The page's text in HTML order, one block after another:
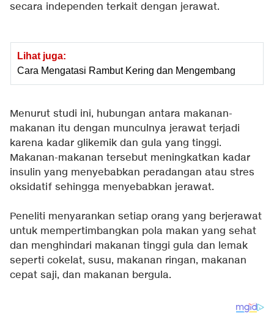
secara independen terkait dengan jerawat.
Lihat juga:
Cara Mengatasi Rambut Kering dan Mengembang
Menurut studi ini, hubungan antara makanan-
makanan itu dengan munculnya jerawat terjadi
karena kadar glikemik dan gula yang tinggi.
Makanan-makanan tersebut meningkatkan kadar
insulin yang menyebabkan peradangan atau stres
oksidatif sehingga menyebabkan jerawat.
Peneliti menyarankan setiap orang yang berjerawat
untuk mempertimbangkan pola makan yang sehat
dan menghindari makanan tinggi gula dan lemak
seperti cokelat, susu, makanan ringan, makanan
cepat saji, dan makanan bergula.